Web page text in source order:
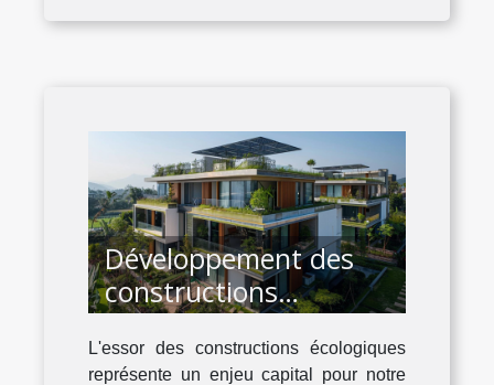
Développement des
constructions
écologiques via des
technologies de pointe
L'essor des constructions écologiques
représente un enjeu capital pour notre